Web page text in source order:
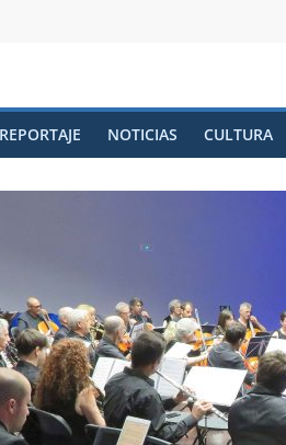
REPORTAJE NOTICIAS CULTURA